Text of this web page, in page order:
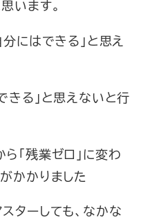
います。
にはできる」と思え
きる」と思えないと行
「残業ゼロ」に変わ
かかりました
ターしても、なかな